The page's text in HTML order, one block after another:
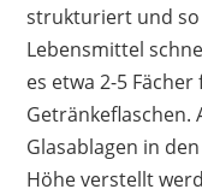
strukturiert und so
Lebensmittel
es etwa 2-5
Getränkeflaschen.
Glasablagen in
Höhe verstellt